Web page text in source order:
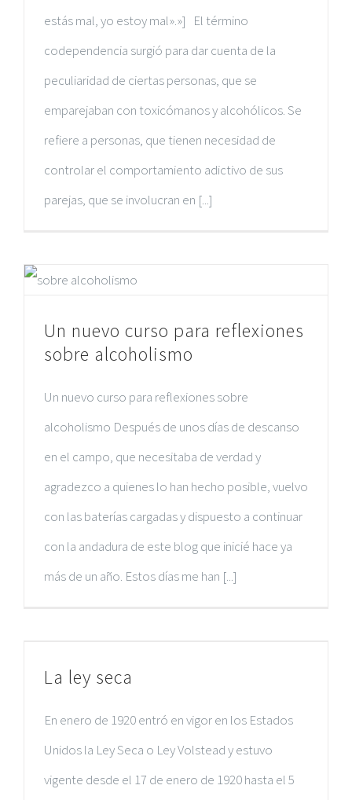
estás mal, yo estoy mal».»] El término
codependencia surgió para dar cuenta de la
peculiaridad de ciertas personas, que se
emparejaban con toxicómanos y alcohólicos. Se
refiere a personas, que tienen necesidad de
controlar el comportamiento adictivo de sus
parejas, que se involucran en [...]
Un nuevo curso para reflexiones
sobre alcoholismo
Un nuevo curso para reflexiones sobre
alcoholismo Después de unos días de descanso
en el campo, que necesitaba de verdad y
agradezco a quienes lo han hecho posible, vuelvo
con las baterías cargadas y dispuesto a continuar
con la andadura de este blog que inicié hace ya
más de un año. Estos días me han [...]
La ley seca
En enero de 1920 entró en vigor en los Estados
Unidos la Ley Seca o Ley Volstead y estuvo
vigente desde el 17 de enero de 1920 hasta el 5